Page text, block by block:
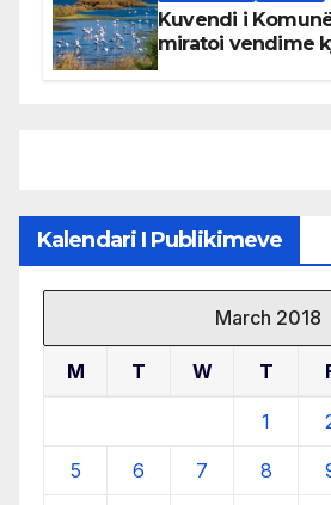
Kuvendi i
miratoi vendime
Kalendari I Publikimeve
March 2018
M T W T
1
5 6 7 8